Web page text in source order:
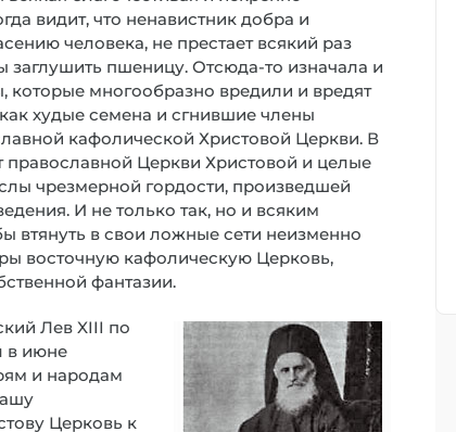
видит, что ненавистник добра и
человека, не престает всякий раз
заглушить пшеницу. Отсюда-то изначала и
которые многообразно вредили и вредят
худые семена и сгнившие члены
кафолической Христовой Церкви. В
православной Церкви Христовой и целые
чрезмерной гордости, произведшей
И не только так, но и всяким
втянуть в свои ложные сети неизменно
восточную кафолическую Церковь,
фантазии.
Лев XIII по
в июне
и народам
Церковь к